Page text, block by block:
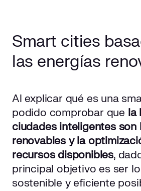
Smart cities
las energías
Al explicar qué es una
podido comprobar que la
ciudades inteligentes son
renovables y la
recursos disponibles,
principal objetivo es ser
sostenible y eficiente